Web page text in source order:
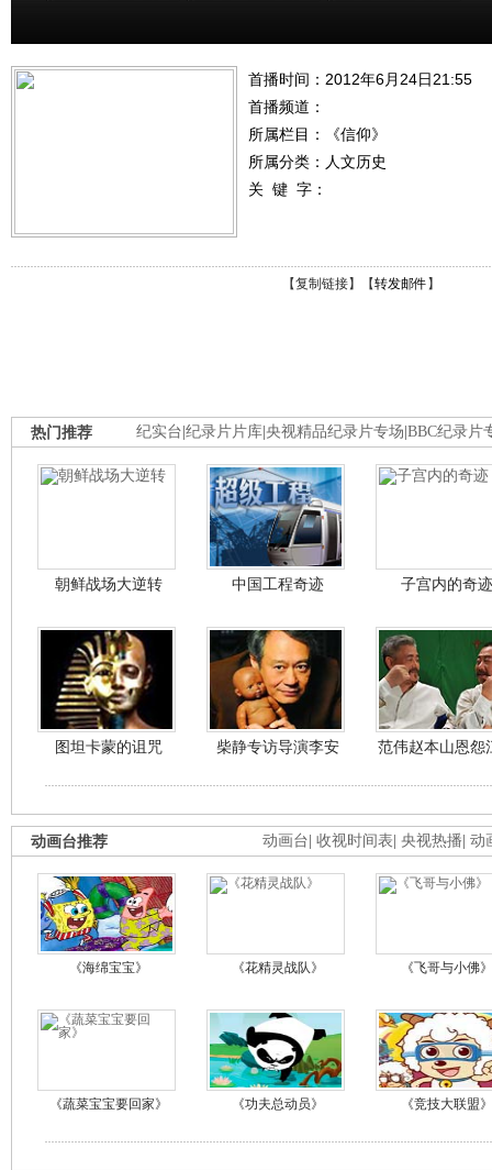
首播时间：2012年6月24日21:55
首播频道：
所属栏目：
《信仰》
所属分类：人文历史
关 键 字：
【复制链接】【转发邮件 】
纪实台 纪录片片库 央视精品纪录片专场 BBC纪录片
热门推荐
朝鲜战场大逆转 中国工程奇迹 子宫内的奇迹
图坦卡蒙的诅咒 柴静专访导演李安 范伟赵本山恩怨
动画台 收视时间表 央视热播 动
动画台推荐
《海绵宝宝》 《花精灵战队》 《飞哥与小佛》
《蔬菜宝宝要回家》 《功夫总动员》 《竞技大联盟》